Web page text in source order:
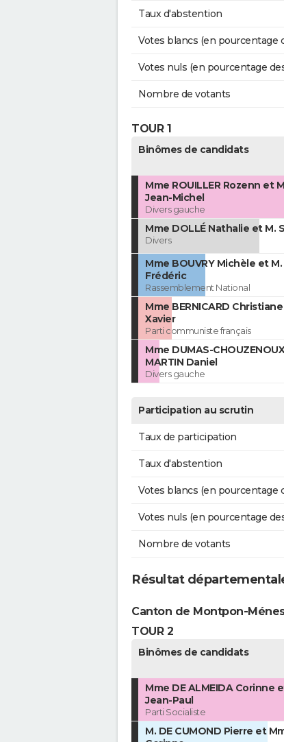
Taux d'abstention
Votes blancs (en pourcentage
Votes nuls (en pourcentage
Nombre de votants
TOUR 1
Binômes de candidats
Mme ROUILLER Rozenn et
Jean-Michel
Divers gauche
Mme DOLLÉ Nathalie et M.
Divers
Mme BOUVRY Michèle et M.
Frédéric
Rassemblement National
Mme BERNICARD
Xavier
Parti communiste français
Mme DUMAS-
MARTIN Daniel
Divers gauche
Participation au scrutin
Taux de participation
Taux d'abstention
Votes blancs (en pourcentage
Votes nuls (en pourcentage
Nombre de votants
Résultat
Canton de Montpon-
TOUR 2
Binômes de candidats
Mme DE ALMEIDA Corinne
Jean-Paul
Parti Socialiste
M. DE CUMOND Pierre et